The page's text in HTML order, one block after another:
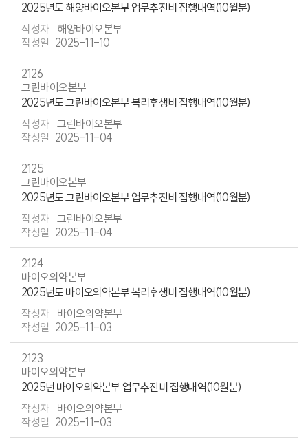
2025년도 해양바이오본부 업무추진비 집행내역(10월분)
해양바이오본부
2025-11-10
2126
그린바이오본부
2025년도 그린바이오본부 복리후생비 집행내역(10월분)
그린바이오본부
2025-11-04
2125
그린바이오본부
2025년도 그린바이오본부 업무추진비 집행내역(10월분)
그린바이오본부
2025-11-04
2124
바이오의약본부
2025년도 바이오의약본부 복리후생비 집행내역(10월분)
바이오의약본부
2025-11-03
2123
바이오의약본부
2025년 바이오의약본부 업무추진비 집행내역(10월분)
바이오의약본부
2025-11-03